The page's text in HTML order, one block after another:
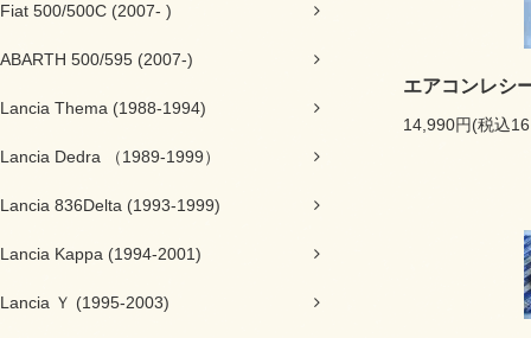
Fiat 500/500C (2007- )
ABARTH 500/595 (2007-)
Lancia Thema (1988-1994)
Lancia Dedra （1989-1999）
Lancia 836Delta (1993-1999)
Lancia Kappa (1994-2001)
Lancia Ｙ (1995-2003)
エアコンレシ
14,990円(税込